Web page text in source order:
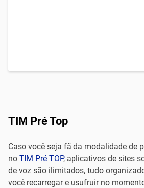
TIM Pré Top
Caso você seja fã da modalidade de
no TIM Pré TOP, aplicativos de sites
de voz são ilimitados, tudo
você recarregar e usufruir no